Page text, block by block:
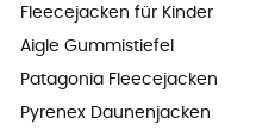
Fleecejacken für Kinder
Aigle Gummistiefel
Patagonia Fleecejacken
Pyrenex Daunenjacken